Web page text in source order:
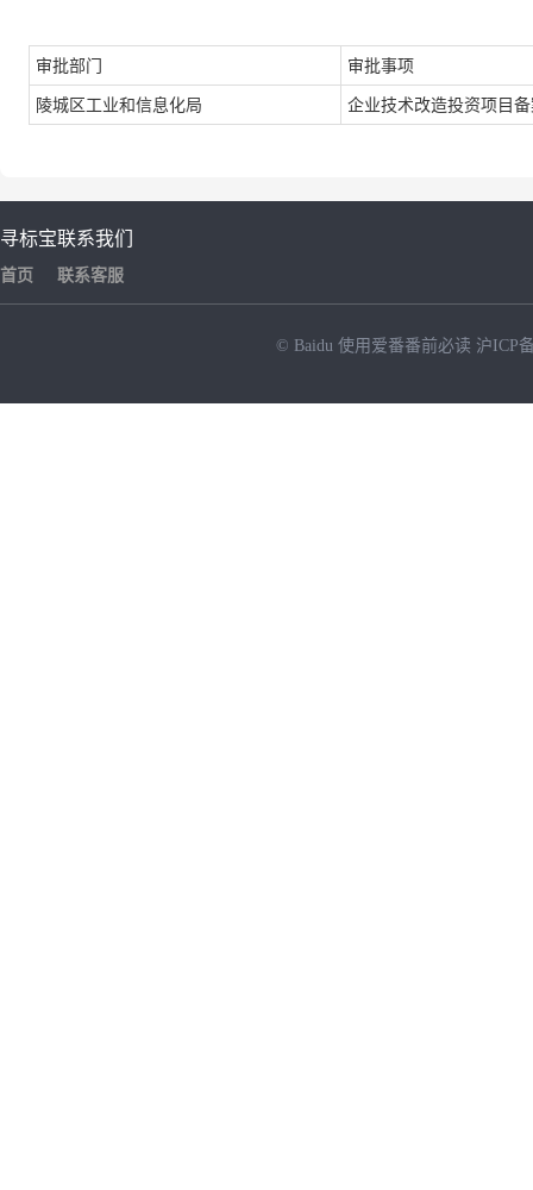
审批部门 审批事项
陵城区工业和信息化局 企业技术改造投资项目
寻标宝
首页
联系我们
联系客服
© Baidu 使用爱番番前必读 沪ICP